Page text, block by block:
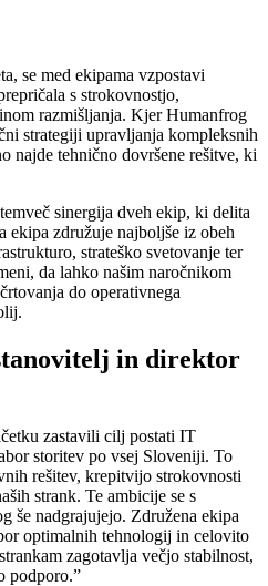
se med ekipama vzpostavi
s strokovnostjo,
razmišljanja. Kjer Humanfrog
strategiji upravljanja kompleksnih
najde tehnično dovršene rešitve, ki
sinergija dveh ekip, ki delita
ekipa združuje najboljše iz obeh
strateško svetovanje ter
da lahko našim naročnikom
do operativnega
in direktor
zastavili cilj postati IT
storitev po vsej Sloveniji. To
rešitev, krepitvijo strokovnosti
strank. Te ambicije se s
še nadgrajujejo. Združena ekipa
optimalnih tehnologij in celovito
zagotavlja večjo stabilnost,
podporo.”